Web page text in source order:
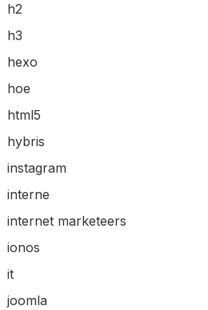
h2
h3
hexo
hoe
html5
hybris
instagram
interne
internet marketeers
ionos
it
joomla